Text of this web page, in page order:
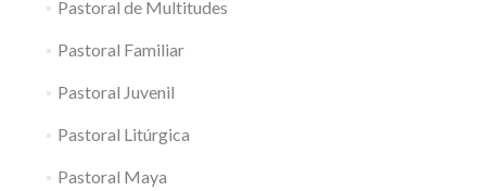
Pastoral de Multitudes
Pastoral Familiar
Pastoral Juvenil
Pastoral Litúrgica
Pastoral Maya